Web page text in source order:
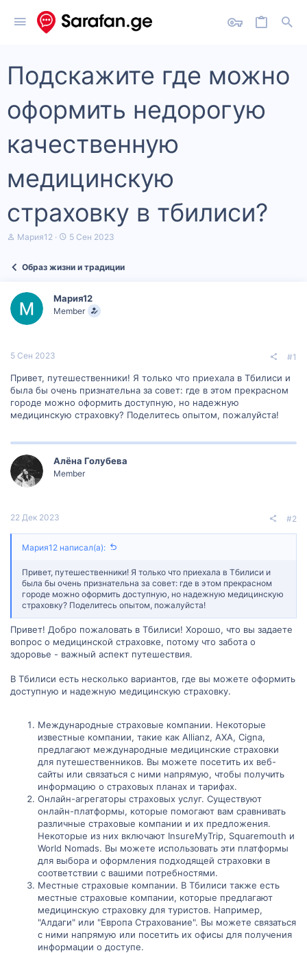
Подскажите где можно
оформить недорогую
качественную
медицинскую
страховку в тбилиси?
А
т
е
м
ы
Мария12
Д
а
ч
а
5 Сен 2023
Образ жизни и традиции
Мария12
Member
5 Сен 2023 #1
Привет, путешественники! Я только что приехала в Тбилиси и
была бы очень признательна за совет: где в этом прекрасном
городе можно оформить доступную, но надежную
медицинскую страховку? Поделитесь опытом, пожалуйста!
Алëна Голубева
Member
22 Дек 2023 #2
Мария12 написал(а):
Привет, путешественники! Я только что приехала в Тбилиси и
была бы очень признательна за совет: где в этом прекрасном
городе можно оформить доступную, но надежную медицинскую
страховку? Поделитесь опытом, пожалуйста!
Привет! Добро пожаловать в Тбилиси! Хорошо, что вы задаете
вопрос о медицинской страховке, потому что забота о
здоровье - важный аспект путешествия.
В Тбилиси есть несколько вариантов, где вы можете оформить
доступную и надежную медицинскую страховку.
Международные страховые компании. Некоторые
известные компании, такие как Allianz, AXA, Cigna,
предлагают международные медицинские страховки
для путешественников. Вы можете посетить их веб-
сайты или связаться с ними напрямую, чтобы получить
информацию о страховых планах и тарифах.
Онлайн-агрегаторы страховых услуг. Существуют
онлайн-платформы, которые помогают вам сравнивать
различные страховые компании и их предложения.
Некоторые из них включают InsureMyTrip, Squaremouth и
World Nomads. Вы можете использовать эти платформы
для выбора и оформления подходящей страховки в
соответствии с вашими потребностями.
Местные страховые компании. В Тбилиси также есть
местные страховые компании, которые предлагают
медицинскую страховку для туристов. Например,
"Алдаги" или "Европа Страхование". Вы можете связаться
с ними напрямую или посетить их офисы для получения
информации о доступе.